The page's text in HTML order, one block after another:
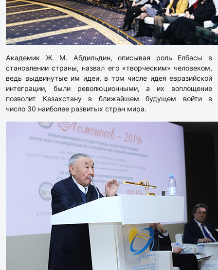
Академик Ж. М. Абдильдин, описывая роль Елбасы в
становлении страны, назвал его «творческим» человеком,
ведь выдвинутые им идеи, в том числе идея евразийской
интеграции, были революционными, а их воплощение
позволит Казахстану в ближайшем будущем войти в
число 30 наиболее развитых стран мира.